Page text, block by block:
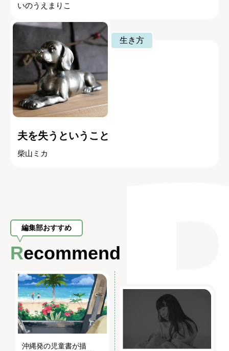
いのうえまりこ
生き方
夫を失うということ
柴山ミカ
編集部おすすめ
Recommend
沖縄発の児童書が描